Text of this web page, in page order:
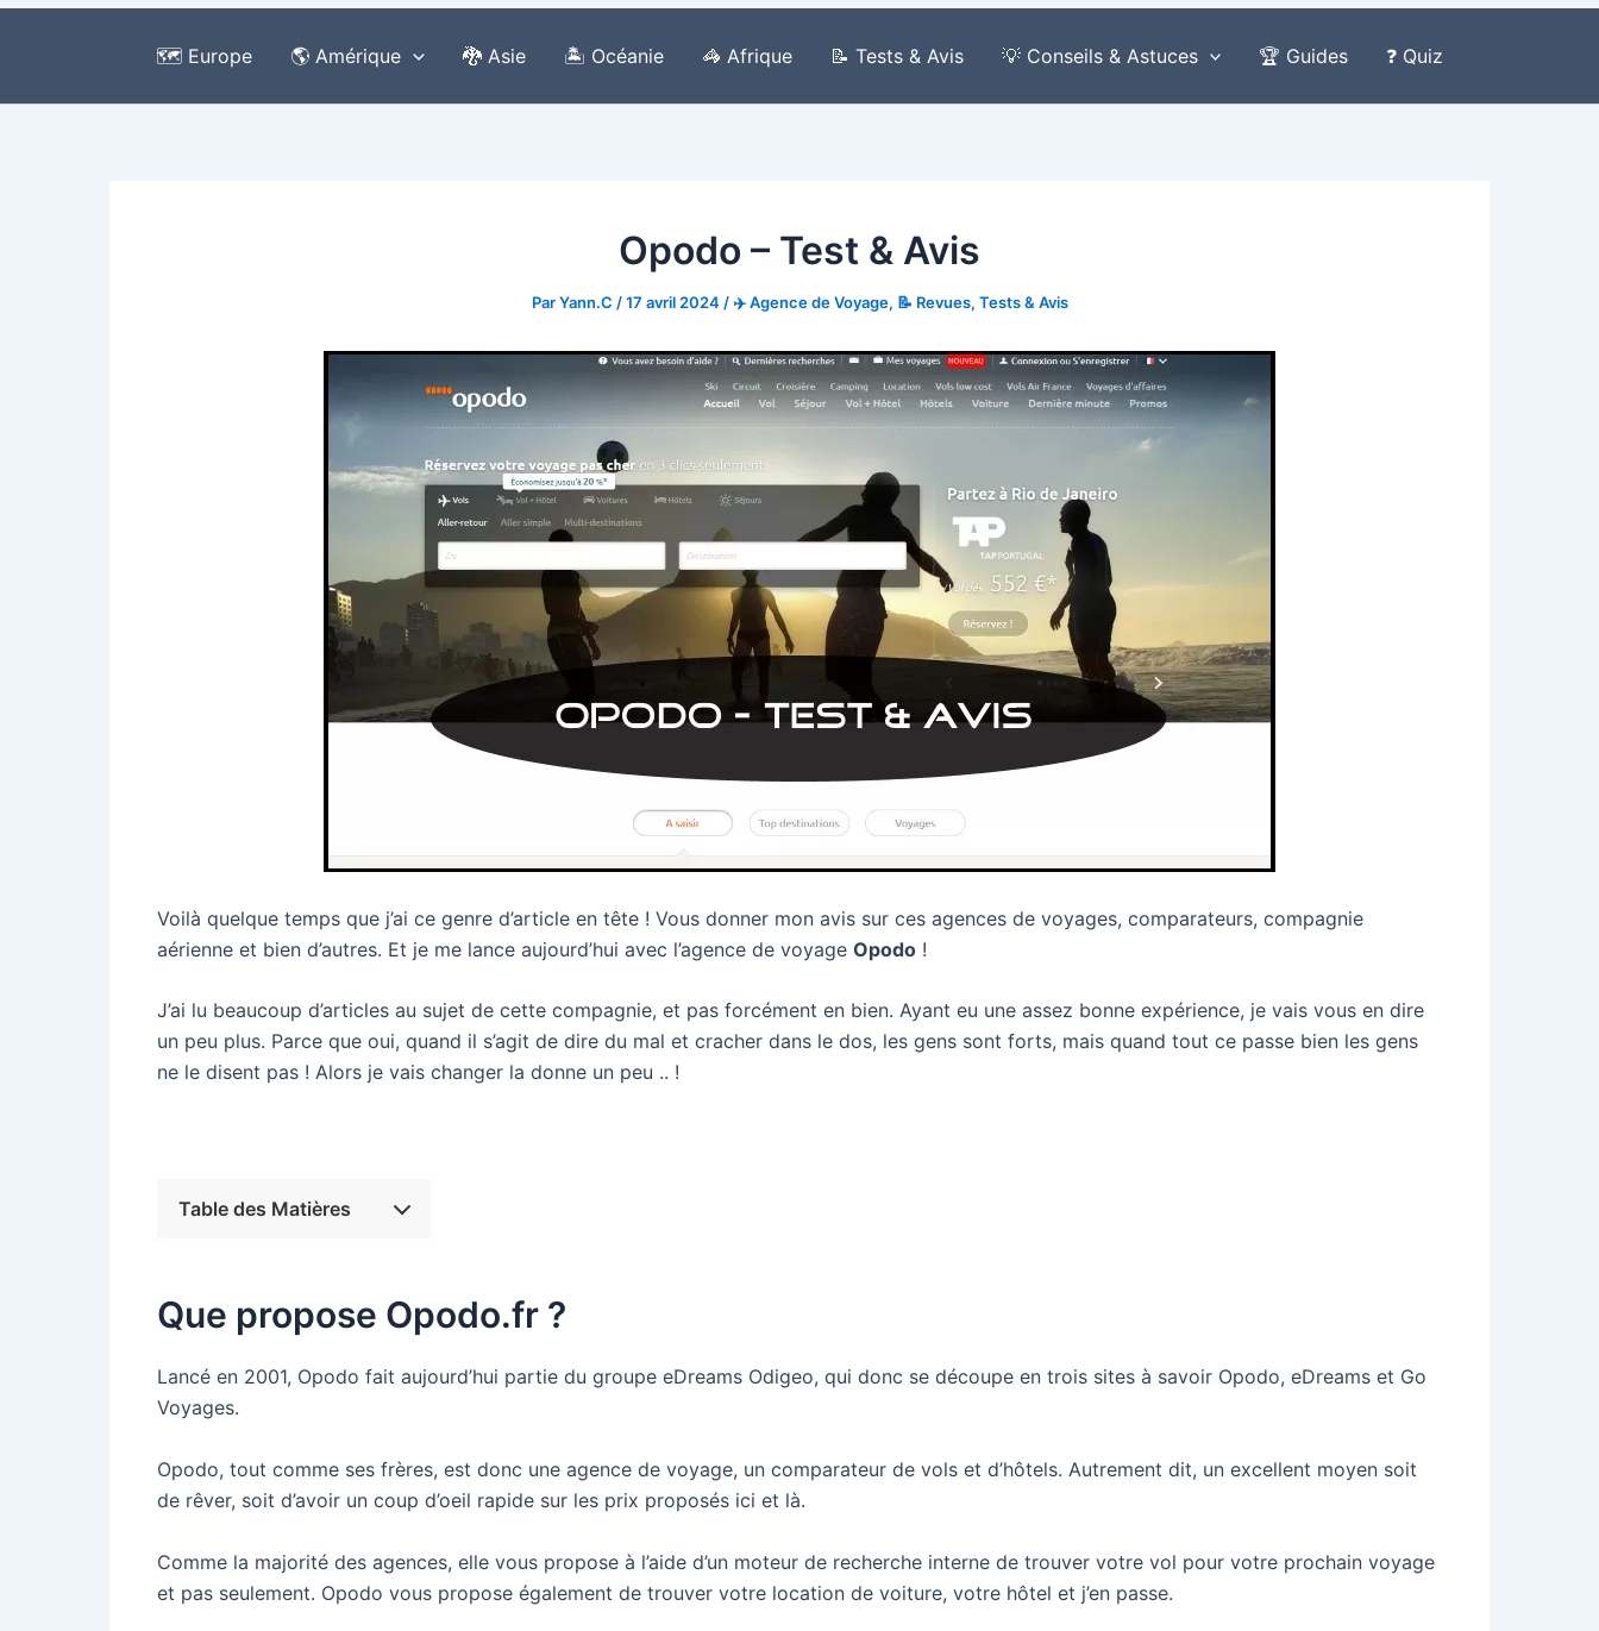
🗺️ Europe 🌎 Amérique 🐉 Asie 🏝️ Océanie 🦓 Afrique 📝 Tests & Avis 💡 Conseils & Astuces 🏆 Guides ❓ Quiz
Opodo – Test & Avis
ParYann.C /17 avril 2024 / ✈️ Agence de Voyage, 📝 Revues, Tests & Avis
Voilà quelque temps que j’ai ce genre d’article en tête ! Vous donner mon avis sur ces agences de voyages, comparateurs, compagnie
aérienne et bien d’autres. Et je me lance aujourd’hui avec l’agence de voyage Opodo !
J’ai lu beaucoup d’articles au sujet de cette compagnie, et pas forcément en bien. Ayant eu une assez bonne expérience, je vais vous en dire
un peu plus. Parce que oui, quand il s’agit de dire du mal et cracher dans le dos, les gens sont forts, mais quand tout ce passe bien les gens
ne le disent pas ! Alors je vais changer la donne un peu .. !
Table des Matières
Que propose Opodo.fr ?
Lancé en 2001, Opodo fait aujourd’hui partie du groupe eDreams Odigeo, qui donc se découpe en trois sites à savoir Opodo, eDreams et Go
Voyages.
Opodo, tout comme ses frères, est donc une agence de voyage, un comparateur de vols et d’hôtels. Autrement dit, un excellent moyen soit
de rêver, soit d’avoir un coup d’oeil rapide sur les prix proposés ici et là.
Comme la majorité des agences, elle vous propose à l’aide d’un moteur de recherche interne de trouver votre vol pour votre prochain voyage
et pas seulement. Opodo vous propose également de trouver votre location de voiture, votre hôtel et j’en passe.